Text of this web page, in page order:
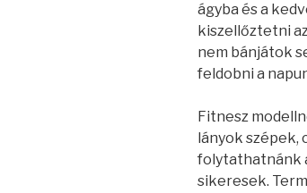
ágyba és a
kiszellőztetni
nem bánjátok
feldobni a
Fitnesz
lányok szépek,
folytathatnánk
sikeresek.